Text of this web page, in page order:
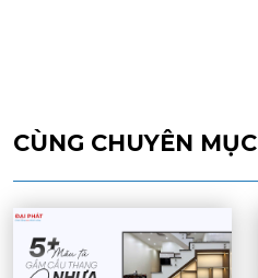
CÙNG CHUYÊN MỤC